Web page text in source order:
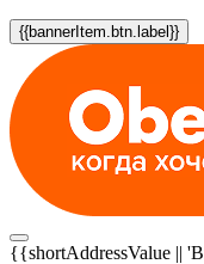
{{bannerItem.btn.label}}
{{shortAddressValue ||